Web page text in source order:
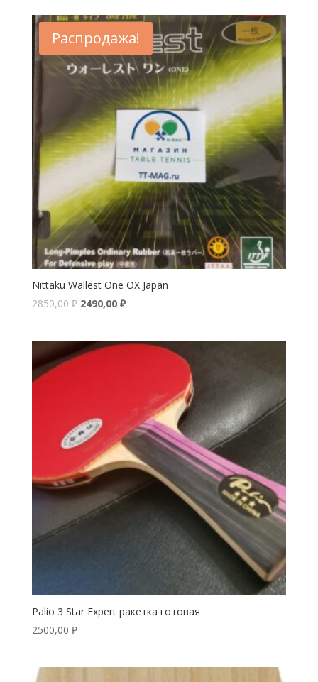
Распродажа!
Nittaku Wallest One OX Japan
2850,00₽ 2490,00 ₽
Palio 3 Star Expert ракетка готовая
2500,00 ₽